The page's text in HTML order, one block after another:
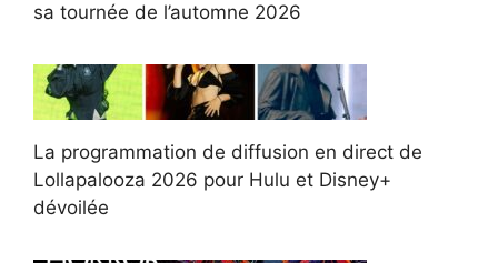
sa tournée de l’automne 2026
La programmation de diffusion en direct de
Lollapalooza 2026 pour Hulu et Disney+
dévoilée